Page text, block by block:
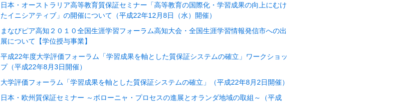
日本・オーストラリア高等教育質保証セミナー「高等教育の国際化・学習成果の向上にむけ
たイニシアティブ」の開催について（平成22年12月8日（水）開催）
まなびピア高知２０１０全国生涯学習フォーラム高知大会・全国生涯学習情報発信市への出
展について【学位授与事業】
平成22年度大学評価フォーラム「学習成果を軸とした質保証システムの確立」ワークショッ
プ（平成22年8月3日開催）
大学評価フォーラム「学習成果を軸とした質保証システムの確立」（平成22年8月2日開催）
日本・欧州質保証セミナー ～ボローニャ・プロセスの進展とオランダ地域の取組～（平成